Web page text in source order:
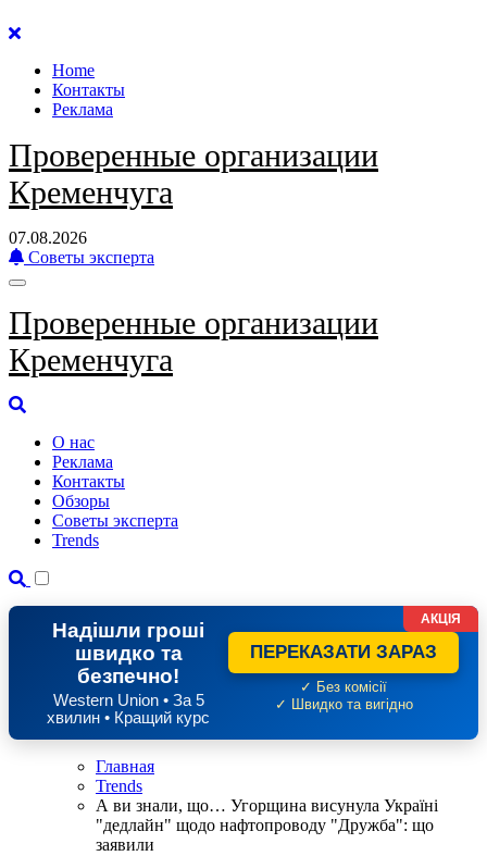
Перейти
содержанию
Home
Контакты
Реклама
Проверенные организации
Кременчуга
07.08.2026
Советы эксперта
Проверенные организации
Кременчуга
О нас
Реклама
Контакты
Обзоры
Советы эксперта
Trends
Надішли гроші
швидко та
безпечно!
Western Union • За 5
хвилин • Кращий курс
ПЕРЕКАЗАТИ ЗАРАЗ
✓ Без комісії
✓ Швидко та вигідно
АКЦІЯ
Главная
Trends
А ви знали, що… Угорщина висунула Україні
"дедлайн" щодо нафтопроводу "Дружба": що
заявили